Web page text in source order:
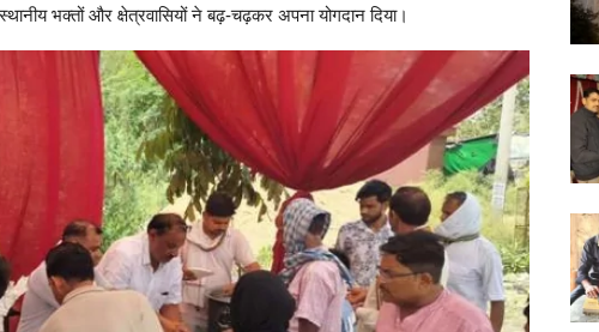
भक्तों और क्षेत्रवासियों ने बढ़-चढ़कर अपना योगदान दिया।